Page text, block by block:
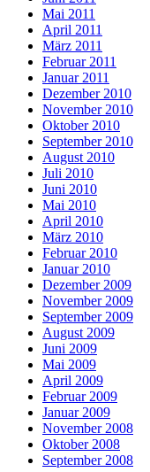
Mai 2011
April 2011
März 2011
Februar 2011
Januar 2011
Dezember 2010
November 2010
Oktober 2010
September 2010
August 2010
Juli 2010
Juni 2010
Mai 2010
April 2010
März 2010
Februar 2010
Januar 2010
Dezember 2009
November 2009
September 2009
August 2009
Juni 2009
Mai 2009
April 2009
Februar 2009
Januar 2009
November 2008
Oktober 2008
September 2008